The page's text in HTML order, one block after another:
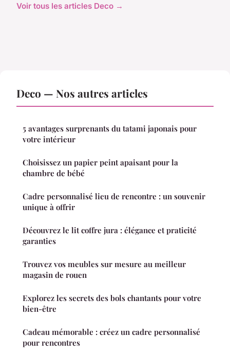
Voir tous les articles Deco →
Deco — Nos autres articles
5 avantages surprenants du tatami japonais pour
votre intérieur
Choisissez un papier peint apaisant pour la
chambre de bébé
Cadre personnalisé lieu de rencontre : un souvenir
unique à offrir
Découvrez le lit coffre jura : élégance et praticité
garanties
Trouvez vos meubles sur mesure au meilleur
magasin de rouen
Explorez les secrets des bols chantants pour votre
bien-être
Cadeau mémorable : créez un cadre personnalisé
pour rencontres